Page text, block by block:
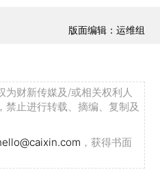
版面编辑：运维组
为财新传媒及/或相关权利人
禁止进行转载、摘编、复制及
，获得书面